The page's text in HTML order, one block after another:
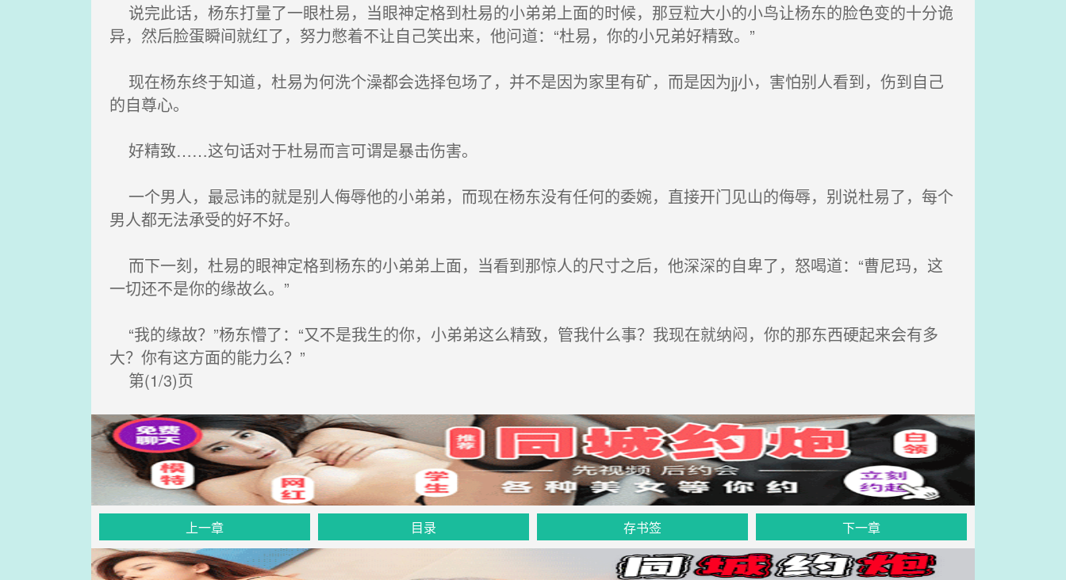
说完此话，杨东打量了一眼杜易，当眼神定格到杜易的小弟弟上面的时候，那豆粒大小的小鸟让杨东的脸色变的十分诡
异，然后脸蛋瞬间就红了，努力憋着不让自己笑出来，他问道：“杜易，你的小兄弟好精致。”
现在杨东终于知道，杜易为何洗个澡都会选择包场了，并不是因为家里有矿，而是因为jj小，害怕别人看到，伤到自己
的自尊心。
好精致……这句话对于杜易而言可谓是暴击伤害。
一个男人，最忌讳的就是别人侮辱他的小弟弟，而现在杨东没有任何的委婉，直接开门见山的侮辱，别说杜易了，每个
男人都无法承受的好不好。
而下一刻，杜易的眼神定格到杨东的小弟弟上面，当看到那惊人的尺寸之后，他深深的自卑了，怒喝道：“曹尼玛，这
一切还不是你的缘故么。”
“我的缘故？”杨东懵了：“又不是我生的你，小弟弟这么精致，管我什么事？我现在就纳闷，你的那东西硬起来会有多
大？你有这方面的能力么？”
第(1/3)页
上一章 目录 存书签 下一章